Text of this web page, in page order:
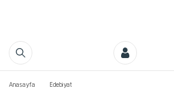
Anasayfa Edebiyat